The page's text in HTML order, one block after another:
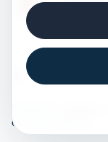
els drets reservats.